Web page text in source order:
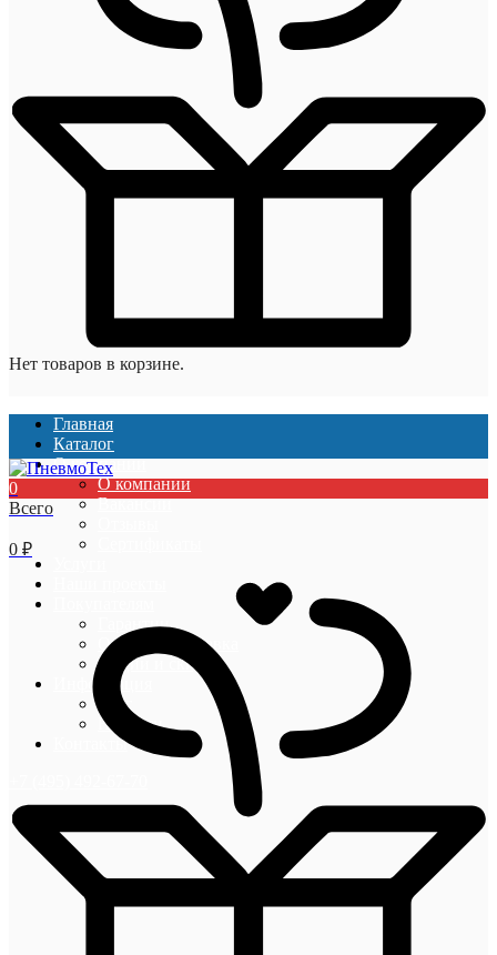
Нет товаров в корзине.
Главная
Каталог
О компании
О компании
Вакансии
Гарантии
Оплата и доставка
Акции и скидки
Информация
Блог
Новости
Контакты
0
Всего
0 ₽